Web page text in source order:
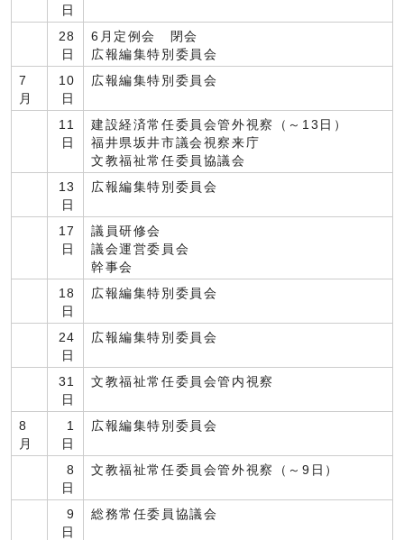
日
28
日
6月定例会 閉会
広報編集特別委員会
7
月
10
日
広報編集特別委員会
11
日
建設経済常任委員会管外視察（～13日）
福井県坂井市議会視察来庁
文教福祉常任委員協議会
13
日
広報編集特別委員会
17
日
議員研修会
議会運営委員会
幹事会
18
日
広報編集特別委員会
24
日
広報編集特別委員会
31
日
文教福祉常任委員会管内視察
8
月
1
日
広報編集特別委員会
8
日
文教福祉常任委員会管外視察（～9日）
9
日
総務常任委員協議会